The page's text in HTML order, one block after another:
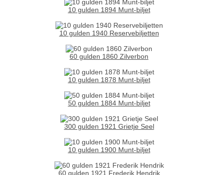
10 gulden 1894 Munt-biljet
10 gulden 1940 Reservebiljetten
60 gulden 1860 Zilverbon
10 gulden 1878 Munt-biljet
50 gulden 1884 Munt-biljet
300 gulden 1921 Grietje Seel
10 gulden 1900 Munt-biljet
60 gulden 1921 Frederik Hendrik